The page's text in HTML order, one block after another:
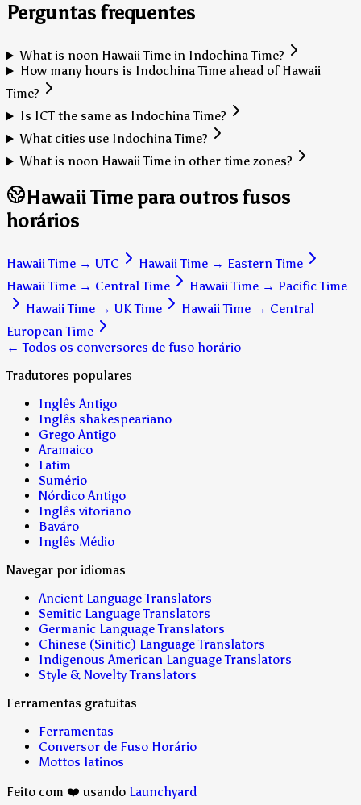
Perguntas frequentes
What is noon Hawaii Time in Indochina Time?
How many hours is Indochina Time ahead of Hawaii
Time?
Is ICT the same as Indochina Time?
What cities use Indochina Time?
What is noon Hawaii Time in other time zones?
Hawaii Time para outros fusos
horários
Hawaii Time → UTC Hawaii Time → Eastern Time
Hawaii Time → Central Time Hawaii Time → Pacific Time
Hawaii Time → UK Time Hawaii Time → Central
European Time
← Todos os conversores de fuso horário
Tradutores populares
Inglês Antigo
Inglês shakespeariano
Grego Antigo
Aramaico
Latim
Sumério
Nórdico Antigo
Inglês vitoriano
Baváro
Inglês Médio
Navegar por idiomas
Ancient Language Translators
Semitic Language Translators
Germanic Language Translators
Chinese (Sinitic) Language Translators
Indigenous American Language Translators
Style & Novelty Translators
Ferramentas gratuitas
Ferramentas
Conversor de Fuso Horário
Mottos latinos
Feito com ❤️ usando Launchyard